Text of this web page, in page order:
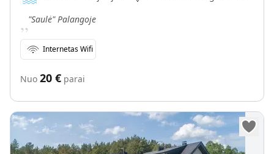
„"Saulė" Palangoje
Internetas Wifi
Nuo 20 € parai